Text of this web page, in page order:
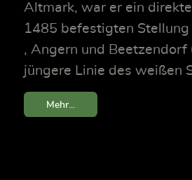
Altmark, war er ein
1485 befestigten
, Angern und Beetzendorf
jüngere Linie des weißen
Mehr...